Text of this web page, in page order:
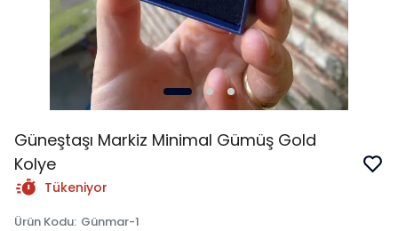
Güneştaşı Markiz Minimal Gümüş Gold
Kolye
Tükeniyor
Ürün Kodu: Günmar-1